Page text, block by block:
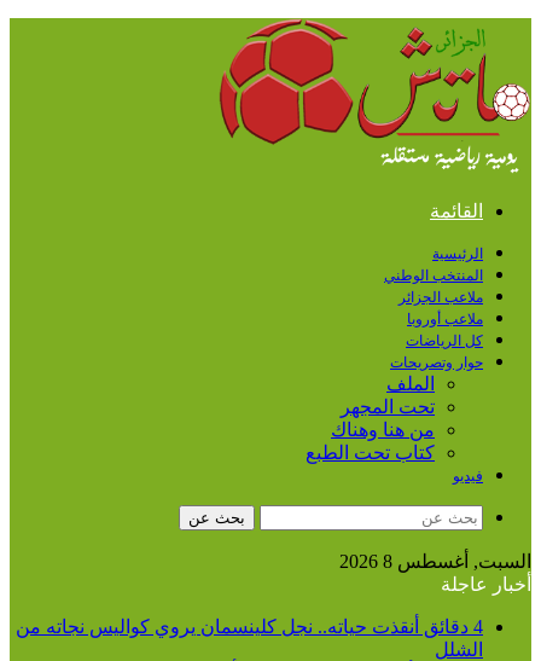
القائمة
الرئيسية
المنتخب الوطني
ملاعب الجزائر
ملاعب أوروبا
كل الرياضات
حوار وتصريحات
الملف
تحت المجهر
من هنا وهناك
كتاب تحت الطبع
فيديو
بحث عن
السبت, أغسطس 8 2026
أخبار عاجلة
4 دقائق أنقذت حياته.. نجل كلينسمان يروي كواليس نجاته من
الشلل